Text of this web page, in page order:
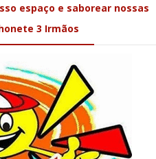
espaço e saborear nossas
3 Irmãos